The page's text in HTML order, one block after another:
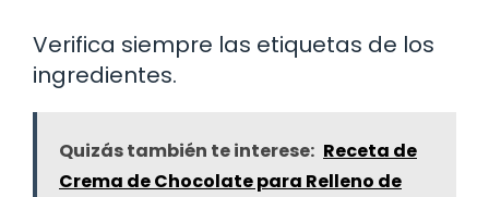
Verifica siempre las etiquetas de los
ingredientes.
Quizás también te interese: Receta de
Crema de Chocolate para Relleno de